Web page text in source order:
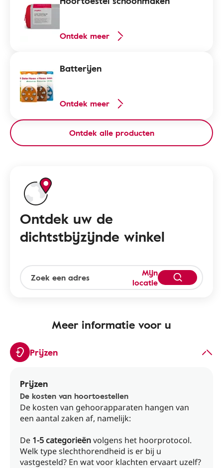
Ontdek meer
Batterijen
Ontdek meer
Ontdek alle producten
Ontdek uw de
dichtstbijzijnde winkel
Mijn
locatie
Meer informatie voor u
Prijzen
Prijzen
De kosten van hoortoestellen
De kosten van gehoorapparaten hangen van
een aantal zaken af, namelijk:
De 1-5 categorieënvolgens het hoorprotocol.
Welk type slechthorendheid is er bij u
vastgesteld? En wat voor klachten ervaart uzelf?